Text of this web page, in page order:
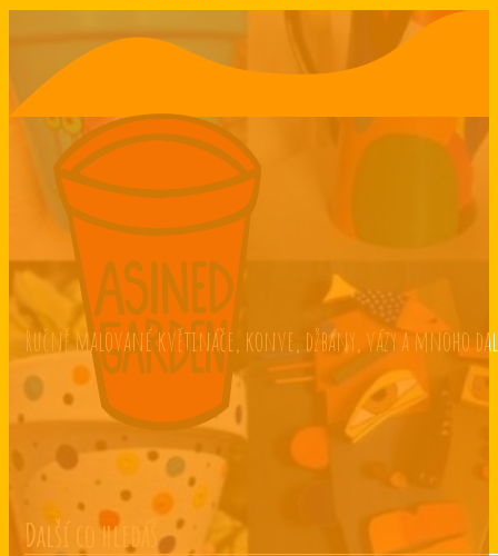
Ručně malované květináče, konve, džbány, vázy a mnoho
Další co hledáš